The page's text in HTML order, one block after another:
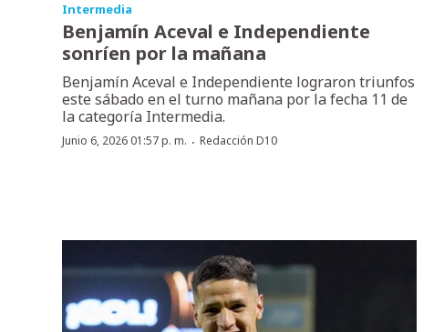
Intermedia
Benjamín Aceval e Independiente
sonríen por la mañana
Benjamín Aceval e Independiente lograron triunfos
este sábado en el turno mañana por la fecha 11 de
la categoría Intermedia.
Junio 6, 2026 01:57 p. m. · Redacción D10